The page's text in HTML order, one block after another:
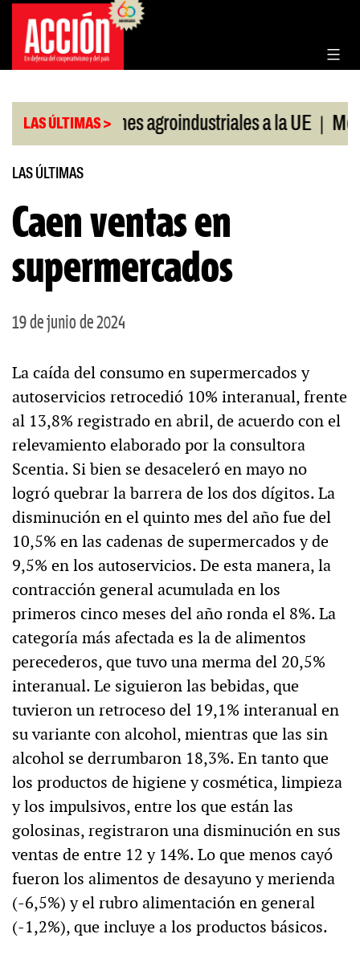
Saltar
contenido
LAS ÚLTIMAS >
Exportaciones agroindustriales a la UE |
LAS ÚLTIMAS
Caen ventas en
supermercados
19 de junio de 2024
La caída del consumo en supermercados y
autoservicios retrocedió 10% interanual, frente
al 13,8% registrado en abril, de acuerdo con el
relevamiento elaborado por la consultora
Scentia. Si bien se desaceleró en mayo no
logró quebrar la barrera de los dos dígitos. La
disminución en el quinto mes del año fue del
10,5% en las cadenas de supermercados y de
9,5% en los autoservicios. De esta manera, la
contracción general acumulada en los
primeros cinco meses del año ronda el 8%. La
categoría más afectada es la de alimentos
perecederos, que tuvo una merma del 20,5%
interanual. Le siguieron las bebidas, que
tuvieron un retroceso del 19,1% interanual en
su variante con alcohol, mientras que las sin
alcohol se derrumbaron 18,3%. En tanto que
los productos de higiene y cosmética, limpieza
y los impulsivos, entre los que están las
golosinas, registraron una disminución en sus
ventas de entre 12 y 14%. Lo que menos cayó
fueron los alimentos de desayuno y merienda
(-6,5%) y el rubro alimentación en general
(-1,2%), que incluye a los productos básicos.